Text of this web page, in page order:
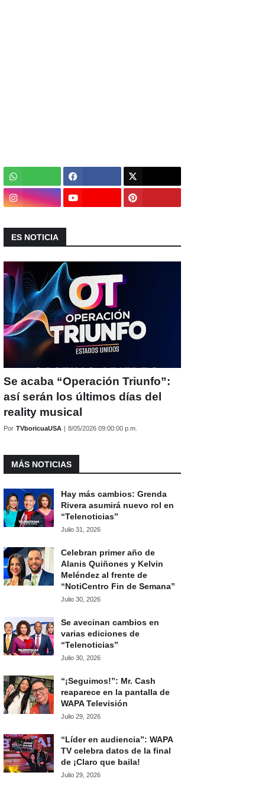
ES NOTICIA
Se acaba “Operación Triunfo”:
así serán los últimos días del
reality musical
Por TVboricuaUSA | 8/05/2026 09:00:00 p.m.
MÁS NOTICIAS
Hay más cambios: Grenda
Rivera asumirá nuevo rol en
“Telenoticias”
Julio 31, 2026
Celebran primer año de
Alanis Quiñones y Kelvin
Meléndez al frente de
“NotiCentro Fin de Semana”
Julio 30, 2026
Se avecinan cambios en
varias ediciones de
“Telenoticias”
Julio 30, 2026
“¡Seguimos!”: Mr. Cash
reaparece en la pantalla de
WAPA Televisión
Julio 29, 2026
“Líder en audiencia”: WAPA
TV celebra datos de la final
de ¡Claro que baila!
Julio 29, 2026